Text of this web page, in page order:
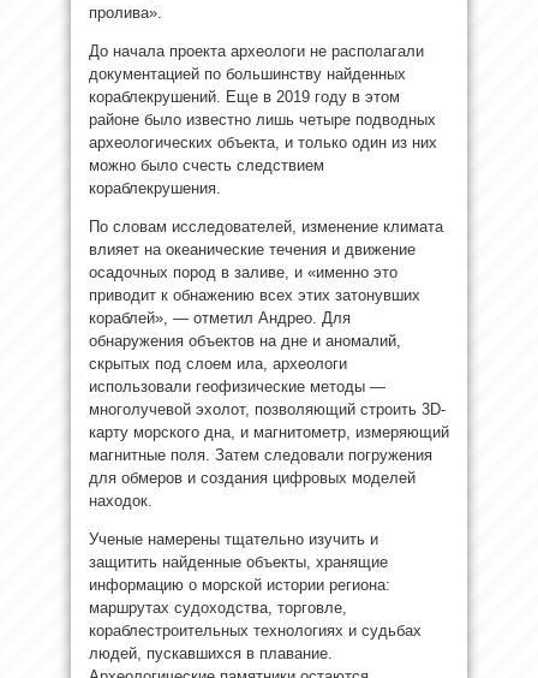
пролива».
До начала проекта археологи не располагали
документацией по большинству найденных
кораблекрушений. Еще в 2019 году в этом
районе было известно лишь четыре подводных
археологических объекта, и только один из них
можно было счесть следствием
кораблекрушения.
По словам исследователей, изменение климата
влияет на океанические течения и движение
осадочных пород в заливе, и «именно это
приводит к обнажению всех этих затонувших
кораблей», — отметил Андрео. Для
обнаружения объектов на дне и аномалий,
скрытых под слоем ила, археологи
использовали геофизические методы —
многолучевой эхолот, позволяющий строить 3D-
карту морского дна, и магнитометр, измеряющий
магнитные поля. Затем следовали погружения
для обмеров и создания цифровых моделей
находок.
Ученые намерены тщательно изучить и
защитить найденные объекты, хранящие
информацию о морской истории региона:
маршрутах судоходства, торговле,
кораблестроительных технологиях и судьбах
людей, пускавшихся в плавание.